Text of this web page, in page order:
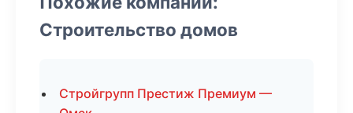
Строительство домов
Стройгрупп Престиж Премиум —